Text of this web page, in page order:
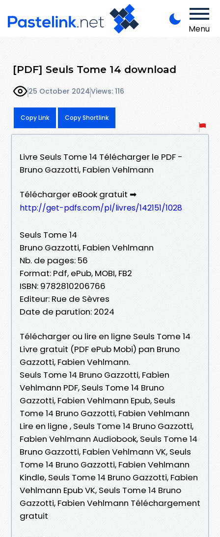
Menu
[PDF] Seuls Tome 14 download
25 October 2024Views: 116
Copy Link Copy Shortlink
Livre Seuls Tome 14 Télécharger le PDF -
Bruno Gazzotti, Fabien Vehlmann
Télécharger eBook gratuit ➡
http://get-pdfs.com/pl/livres/142151/1028
Seuls Tome 14
Bruno Gazzotti, Fabien Vehlmann
Nb. de pages: 56
Format: Pdf, ePub, MOBI, FB2
ISBN: 9782810206766
Editeur: Rue de Sèvres
Date de parution: 2024
Télécharger ou lire en ligne Seuls Tome 14
Livre gratuit (PDF ePub Mobi) pan Bruno
Gazzotti, Fabien Vehlmann.
Seuls Tome 14 Bruno Gazzotti, Fabien
Vehlmann PDF, Seuls Tome 14 Bruno
Gazzotti, Fabien Vehlmann Epub, Seuls
Tome 14 Bruno Gazzotti, Fabien Vehlmann
Lire en ligne , Seuls Tome 14 Bruno Gazzotti,
Fabien Vehlmann Audiobook, Seuls Tome 14
Bruno Gazzotti, Fabien Vehlmann VK, Seuls
Tome 14 Bruno Gazzotti, Fabien Vehlmann
Kindle, Seuls Tome 14 Bruno Gazzotti, Fabien
Vehlmann Epub VK, Seuls Tome 14 Bruno
Gazzotti, Fabien Vehlmann Téléchargement
gratuit